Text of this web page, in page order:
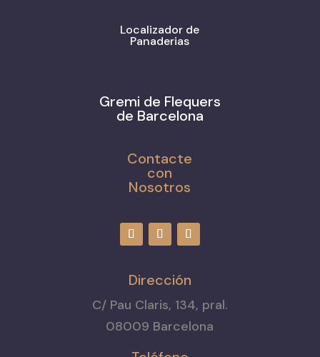
Localizador de
Panaderias
Gremi de Flequers
de Barcelona
Contacte
con
Nosotros
Dirección
C/ Pau Claris, 134, pral.
08009 Barcelona